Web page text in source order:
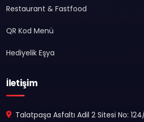
Restaurant & Fastfood
QR Kod Menü
Hediyelik Eşya
İletişim
Talatpaşa Asfaltı Adil 2 Sitesi No: